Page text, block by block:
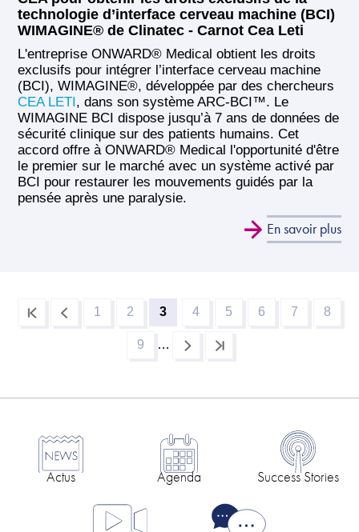
technologie d’interface cerveau machine (BCI)
WIMAGINE® de Clinatec - Carnot Cea Leti
​​L'entreprise ONWARD® Medical obtient les droits
exclusifs pour intégrer l’interface cerveau machine
(BCI), WIMAGINE®, développée par des chercheurs
CEA LETI, dans son système ARC-BCI™. Le
WIMAGINE BCI dispose jusqu’à 7 ans de données de
sécurité clinique sur des patients humains. Cet
accord offre à ONWARD® Medical l'opportunité d'être
le premier sur le marché avec un système activé par
BCI pour restaurer les mouvements guidés par la
pensée après une paralysie.
En savoir plus
Pagination Page
1 Page
2
Page
3 Page
4 Page
5 Page
6 Page
7 Page
8
Page
9 …
Actus Agenda Success Stories